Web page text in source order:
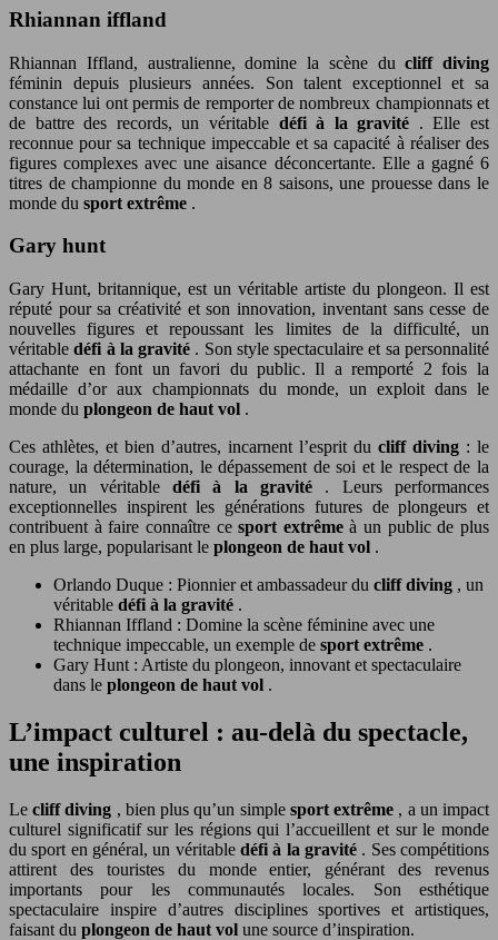
Rhiannan iffland
Rhiannan Iffland, australienne, domine la scène ducliff diving
féminin depuis plusieurs années. Son talent exceptionnel et sa
constance lui ont permis de remporter de nombreux championnats et
de battre des records, un véritable défi à la gravité . Elle est
reconnue pour sa technique impeccable et sa capacité à réaliser des
figures complexes avec une aisance déconcertante. Elle a gagné 6
titres de championne du monde en 8 saisons, une prouesse dans le
monde du sport extrême .
Gary hunt
Gary Hunt, britannique, est un véritable artiste du plongeon. Il est
réputé pour sa créativité et son innovation, inventant sans cesse de
nouvelles figures et repoussant les limites de la difficulté, un
véritabledéfi à la gravité . Son style spectaculaire et sa personnalité
attachante en font un favori du public. Il a remporté 2 fois la
médaille d’or aux championnats du monde, un exploit dans le
monde du plongeon de haut vol .
Ces athlètes, et bien d’autres, incarnent l’esprit du cliff diving : le
courage, la détermination, le dépassement de soi et le respect de la
nature, un véritable défi à la gravité . Leurs performances
exceptionnelles inspirent les générations futures de plongeurs et
contribuent à faire connaître cesport extrêmeà un public de plus
en plus large, popularisant le plongeon de haut vol .
Orlando Duque : Pionnier et ambassadeur du cliff diving , un
véritable défi à la gravité .
Rhiannan Iffland : Domine la scène féminine avec une
technique impeccable, un exemple de sport extrême .
Gary Hunt : Artiste du plongeon, innovant et spectaculaire
dans le plongeon de haut vol .
L’impact culturel : au-delà du spectacle,
une inspiration
Lecliff diving , bien plus qu’un simple sport extrême , a un impact
culturel significatif sur les régions qui l’accueillent et sur le monde
du sport en général, un véritable défi à la gravité . Ses compétitions
attirent des touristes du monde entier, générant des revenus
importants pour les communautés locales. Son esthétique
spectaculaire inspire d’autres disciplines sportives et artistiques,
faisant du plongeon de haut vol une source d’inspiration.